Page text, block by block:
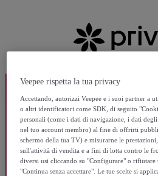
Veepee rispetta la tua privacy
Accettando, autorizzi Veepee e i suoi partner a
o altri identificatori come SDK, di seguito
personali (come i dati di navigazione, i dati
nel tuo account membro) al fine di offrirti
schermo della tua TV) e misurarne le
sull'attività di vendita e a fini di lotta contro le
diversi usi cliccando su "Configurare" o rifiutare
"Continua senza accettare". Le tue scelte si